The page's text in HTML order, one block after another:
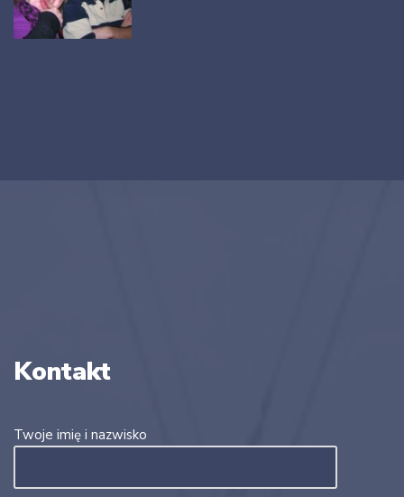
Kontakt
Twoje imię i nazwisko